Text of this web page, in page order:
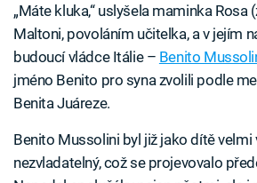
„Máte kluka,“ uslyšela maminka Rosa
Maltoni, povoláním učitelka, a v jejím
budoucí vládce Itálie – Benito
jméno Benito pro syna zvolili podle
Benita Juáreze.
Benito Mussolini byl již jako dítě velmi
nezvladatelný, což se projevovalo